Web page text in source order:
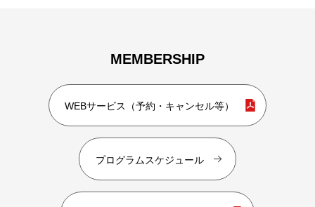
MEMBERSHIP
WEBサービス（予約・キャンセル等）
プログラムスケジュール